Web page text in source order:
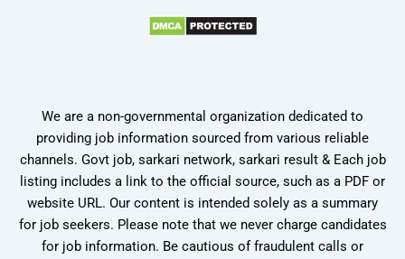
We are a non-governmental organization dedicated to
providing job information sourced from various reliable
channels. Govt job, sarkari network, sarkari result & Each job
listing includes a link to the official source, such as a PDF or
website URL. Our content is intended solely as a summary
for job seekers. Please note that we never charge candidates
for job information. Be cautious of fraudulent calls or